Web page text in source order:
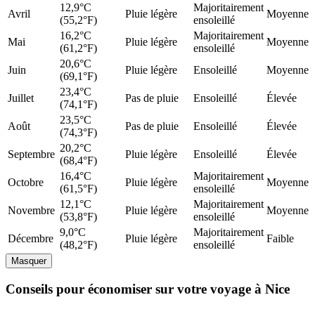
Avril
12,9°C
(55,2°F)
Pluie légère
Majoritairement
ensoleillé
Moyenne
Mai
16,2°C
(61,2°F)
Pluie légère
Majoritairement
ensoleillé
Moyenne
Juin
20,6°C
(69,1°F)
Pluie légère Ensoleillé Moyenne
Juillet
23,4°C
(74,1°F)
Pas de pluie Ensoleillé Élevée
Août
23,5°C
(74,3°F)
Pas de pluie Ensoleillé Élevée
Septembre
20,2°C
(68,4°F)
Pluie légère Ensoleillé Élevée
Octobre
16,4°C
(61,5°F)
Pluie légère
Majoritairement
ensoleillé
Moyenne
Novembre
12,1°C
(53,8°F)
Pluie légère
Majoritairement
ensoleillé
Moyenne
Décembre
9,0°C
(48,2°F)
Pluie légère
Majoritairement
ensoleillé
Faible
Masquer
Conseils pour économiser sur votre voyage à Nice